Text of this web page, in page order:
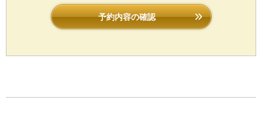
予約内容の確認